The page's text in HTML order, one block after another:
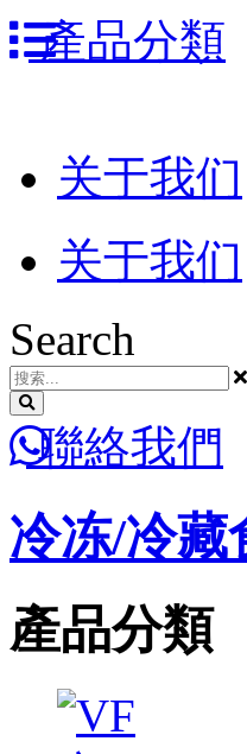
跳
到
產品分類
关于我们
关于我们
Search
聯絡我們
冷冻/冷
產品分類